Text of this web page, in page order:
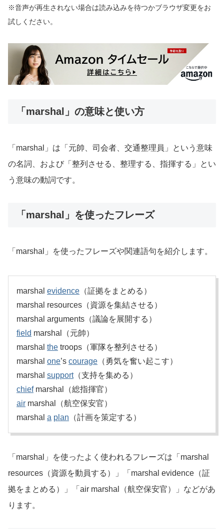
※音声が再生されない場合は読み込みを待つかブラウザ変更をお
試しください。
「marshal」の意味と使い方
「marshal」は「元帥、司会者、交通整理員」という意味
の名詞、および「整列させる、整理する、指揮する」とい
う意味の動詞です。
「marshal」を使ったフレーズ
「marshal」を使ったフレーズや関連語句を紹介します。
marshal evidence （証拠をまとめる）
marshal resources（資源を集結させる）
marshal arguments（議論を展開する）
field marshal（元帥）
marshal the troops（軍隊を整列させる）
marshal one’s courage （勇気を奮い起こす）
marshal support（支持を集める）
chiefmarshal（総指揮官）
air marshal（航空保安官）
marshal a plan （計画を策定する）
「marshal」を使ったよく使われるフレーズは「marshal
resources（資源を動員する）」「marshal evidence（証
拠をまとめる）」「air marshal（航空保安官）」などがあ
ります。